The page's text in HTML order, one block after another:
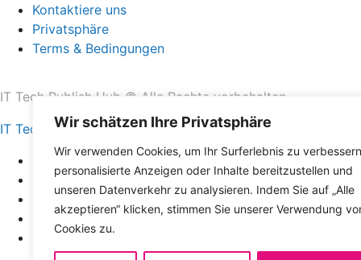
Wir schätzen Ihre Privatsphäre
Wir verwenden Cookies, um Ihr Surferlebnis zu
personalisierte Anzeigen oder Inhalte bereitzustellen und
unseren Datenverkehr zu analysieren. Indem Sie auf „Alle
akzeptieren“ klicken, stimmen Sie unserer Verwendung
Cookies zu.
Kontaktiere uns
Privatsphäre
Terms & Bedingungen
IT Tech Publish Hub © Alle Rechte vorbehalten.
IT Tech Publish Hub
Heim
Themen
Neueste Whitepaper
Unternehmen AZ
Kontaktiere uns